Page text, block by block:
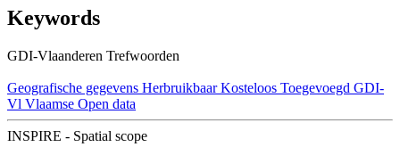
Keywords
GDI-Vlaanderen Trefwoorden
Geografische gegevens Herbruikbaar Kosteloos Toegevoegd GDI-
Vl Vlaamse Open data
INSPIRE - Spatial scope